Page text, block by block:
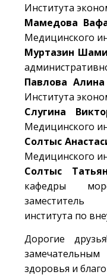
Института
Мамедова
Медицинского
Муртазин
Павлова
Института
Слугина
Медицинского
Солтыс
Медицинского
Солтыс
кафедры
заместитель
института по
Дорогие
здоровья и